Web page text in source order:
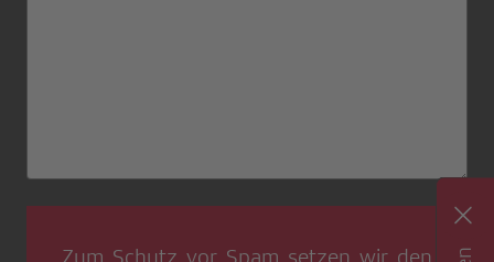
Zum Schutz vor Spam setzen wir den